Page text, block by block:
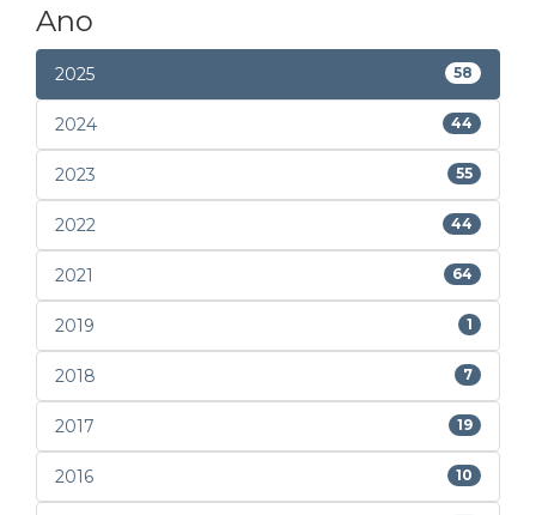
Ano
2025 58
2024 44
2023 55
2022 44
2021 64
2019 1
2018 7
2017 19
2016 10